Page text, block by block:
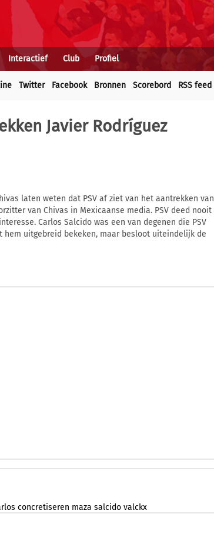
Interactief Club Profiel
Twitter Facebook Bronnen Scorebord RSS feed
Javier Rodríguez
laten weten dat PSV af ziet van het aantrekken van
van Chivas in Mexicaanse media. PSV deed nooit
Carlos Salcido was een van degenen die PSV
hem uitgebreid bekeken, maar besloot uiteindelijk de
concretiseren maza salcido valckx